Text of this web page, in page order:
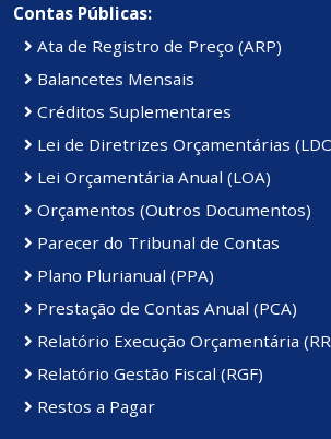
Contas Públicas:
Ata de Registro de Preço (ARP)
Balancetes Mensais
Créditos Suplementares
Lei de Diretrizes Orçamentárias
Lei Orçamentária Anual (LOA)
Orçamentos (Outros Documentos)
Parecer do Tribunal de Contas
Plano Plurianual (PPA)
Prestação de Contas Anual (PCA)
Relatório Execução Orçamentária
Relatório Gestão Fiscal (RGF)
Restos a Pagar